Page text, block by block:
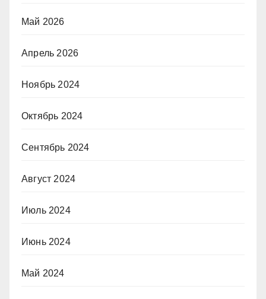
Май 2026
Апрель 2026
Ноябрь 2024
Октябрь 2024
Сентябрь 2024
Август 2024
Июль 2024
Июнь 2024
Май 2024